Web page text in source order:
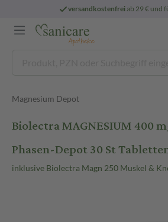
versandkostenfreiab 29 € und
Magnesium Depot
Biolectra MAGNESIUM 400
Phasen-Depot 30 St
inklusive Biolectra Magn 250 Muskel &